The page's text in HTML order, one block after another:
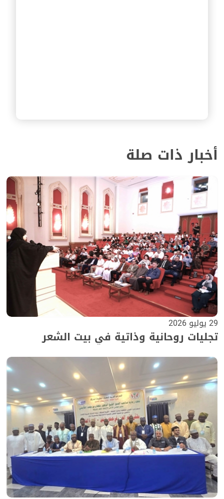
أخبار ذات صلة
29 يوليو 2026
تجليات روحانية وذاتية في بيت الشعر